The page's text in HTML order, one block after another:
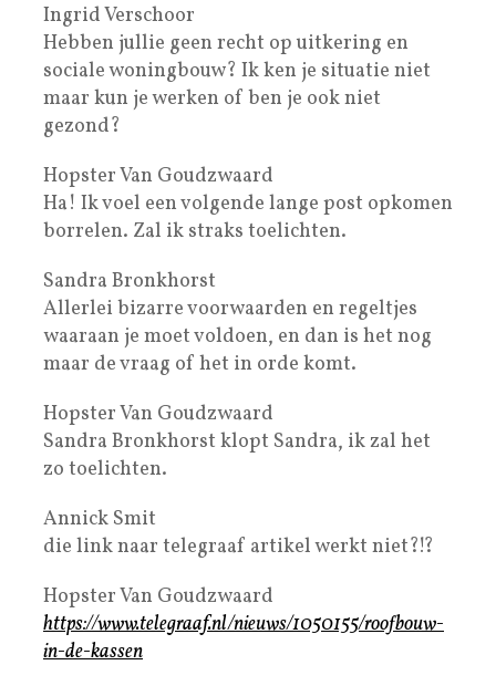
Ingrid Verschoor
Hebben jullie geen recht op uitkering en
sociale woningbouw? Ik ken je situatie niet
maar kun je werken of ben je ook niet
gezond?
Hopster Van Goudzwaard
Ha! Ik voel een volgende lange post opkomen
borrelen. Zal ik straks toelichten.
Sandra Bronkhorst
Allerlei bizarre voorwaarden en regeltjes
waaraan je moet voldoen, en dan is het nog
maar de vraag of het in orde komt.
Hopster Van Goudzwaard
Sandra Bronkhorst klopt Sandra, ik zal het
zo toelichten.
Annick Smit
die link naar telegraaf artikel werkt niet?!?
Hopster Van Goudzwaard
https://www.telegraaf.nl/nieuws/1050155/roofbouw-
in-de-kassen